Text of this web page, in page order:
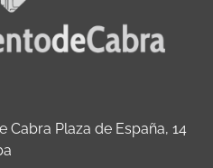
Cabra Plaza de España, 14